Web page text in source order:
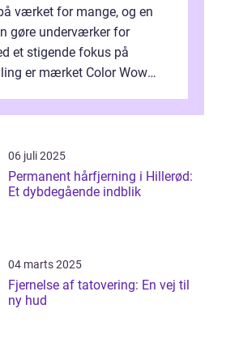
værket for mange, og en
gøre underværker for
et stigende fokus på
er mærket Color Wow
06 juli 2025
Permanent hårfjerning i Hillerød:
Et dybdegående indblik
04 marts 2025
Fjernelse af tatovering: En vej til
ny hud